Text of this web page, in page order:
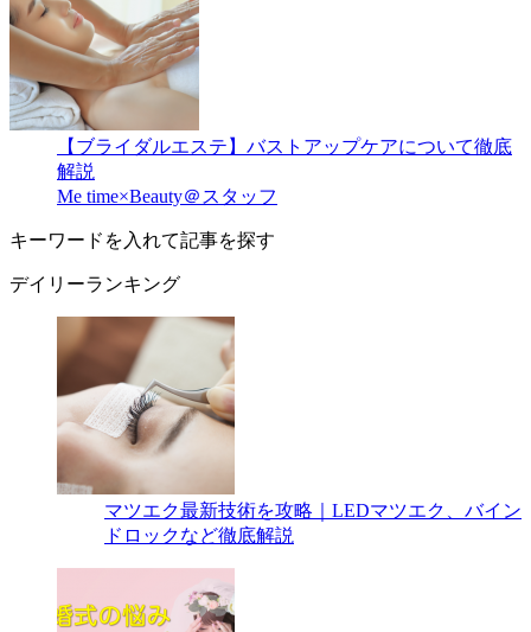
【ブライダルエステ】バストアップケアについて徹底
解説
Me time×Beauty＠スタッフ
キーワードを入れて記事を探す
デイリーランキング
マツエク最新技術を攻略｜LEDマツエク、バイン
ドロックなど徹底解説